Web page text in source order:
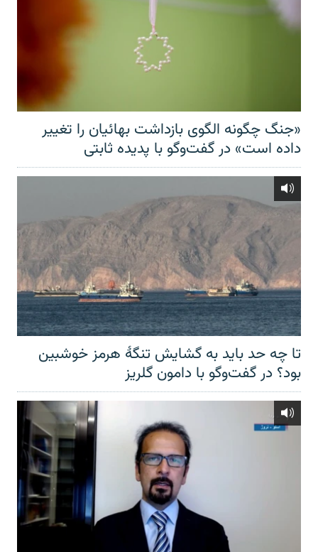
«جنگ چگونه الگوی بازداشت بهائیان را تغییر
داده است» در گفت‌وگو با پدیده ثابتی
تا چه حد باید به گشایش تنگهٔ هرمز خوشبین
بود؟ در گفت‌وگو با دامون گلریز